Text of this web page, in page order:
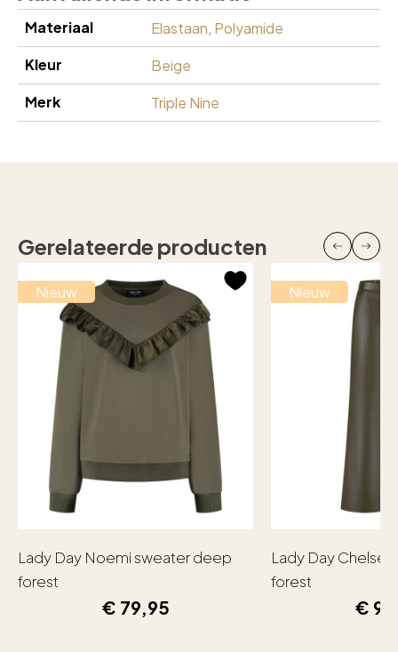
Materiaal Elastaan, Polyamide
Kleur
Beige
Merk
Triple Nine
Gerelateerde producten
Nieuw
Lady Day Noemi sweater deep
forest
€ 79,95
Nieuw
Lady Day
forest
€